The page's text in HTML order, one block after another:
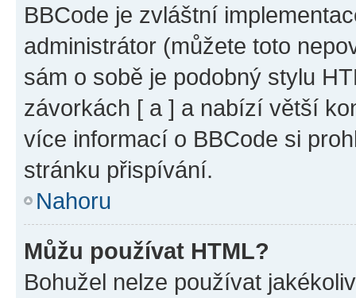
BBCode je zvláštní
administrátor (můžete toto
sám o sobě je podobný stylu
závorkách [ a ] a nabízí větší
více informací o BBCode si
stránku přispívání.
Nahoru
Můžu používat HTML?
Bohužel nelze používat